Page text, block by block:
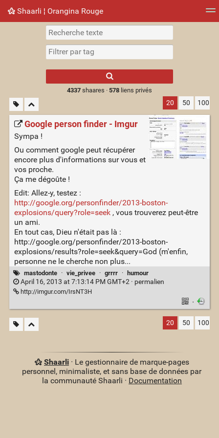
Shaarli ¦ Orangina Rouge
Nuage de tags Mur d'images
results.
4337shaares · 578liens privés
20 50 100
Google person finder - Imgur
Sympa !
Ou comment google peut récupérer
encore plus d'informations sur vous et
vos proche.
Ça me dégoûte !
Edit: Allez-y, testez :
http://google.org/personfinder/2013-boston-
explosions/query?role=seek, vous trouverez peut-être
un ami.
En tout cas, Dieu n'était pas là :
http://google.org/personfinder/2013-boston-
explosions/results?role=seek&query=God (m'enfin,
personne ne le cherche non plus...
mastodonte · vie_privee · grrrr · humour
April 16, 2013 at 7:13:14 PM GMT+2 · permalien
http://imgur.com/IrsNT3H
·
20 50 100
Shaarli· Le gestionnaire de marque-pages
personnel, minimaliste, et sans base de données par
la communauté Shaarli · Documentation